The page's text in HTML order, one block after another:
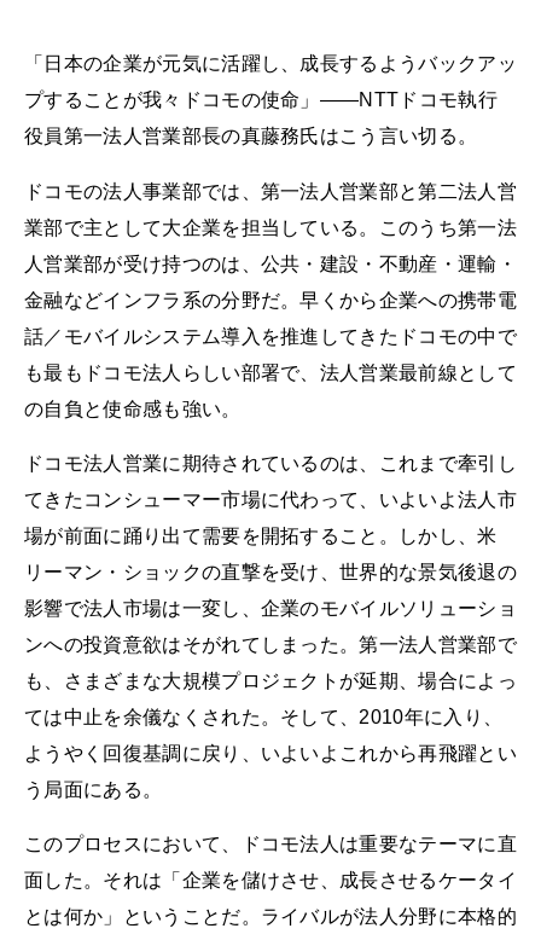
「日本の企業が元気に活躍し、成長するようバックアッ
プすることが我々ドコモの使命」――NTTドコモ執行
役員第一法人営業部長の真藤務氏はこう言い切る。
ドコモの法人事業部では、第一法人営業部と第二法人営
業部で主として大企業を担当している。このうち第一法
人営業部が受け持つのは、公共・建設・不動産・運輸・
金融などインフラ系の分野だ。早くから企業への携帯電
話／モバイルシステム導入を推進してきたドコモの中で
も最もドコモ法人らしい部署で、法人営業最前線として
の自負と使命感も強い。
ドコモ法人営業に期待されているのは、これまで牽引し
てきたコンシューマー市場に代わって、いよいよ法人市
場が前面に踊り出て需要を開拓すること。しかし、米
リーマン・ショックの直撃を受け、世界的な景気後退の
影響で法人市場は一変し、企業のモバイルソリューショ
ンへの投資意欲はそがれてしまった。第一法人営業部で
も、さまざまな大規模プロジェクトが延期、場合によっ
ては中止を余儀なくされた。そして、2010年に入り、
ようやく回復基調に戻り、いよいよこれから再飛躍とい
う局面にある。
このプロセスにおいて、ドコモ法人は重要なテーマに直
面した。それは「企業を儲けさせ、成長させるケータイ
とは何か」ということだ。ライバルが法人分野に本格的